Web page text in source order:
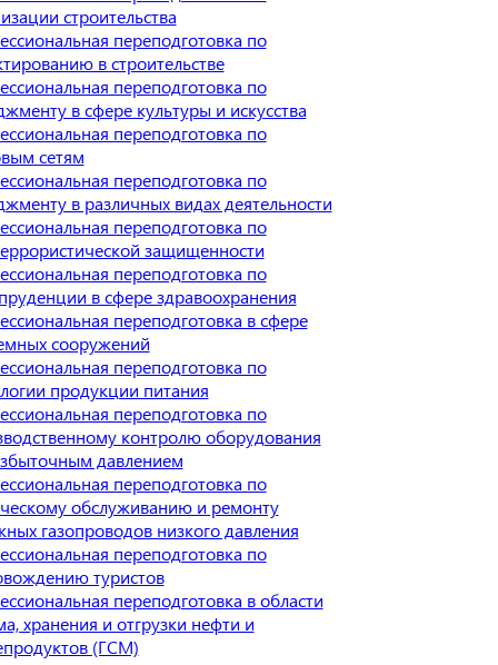
строительства
переподготовка по
в строительстве
переподготовка по
в сфере культуры и искусства
переподготовка по
сетям
переподготовка по
в различных видах деятельности
переподготовка по
защищенности
переподготовка по
в сфере здравоохранения
переподготовка в сфере
сооружений
переподготовка по
продукции питания
переподготовка по
контролю оборудования
давлением
переподготовка по
обслуживанию и ремонту
газопроводов низкого давления
переподготовка по
туристов
переподготовка в области
хранения и отгрузки нефти и
(ГСМ)